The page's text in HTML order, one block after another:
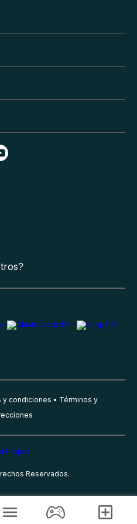
y condiciones
Términos y
Reservados.